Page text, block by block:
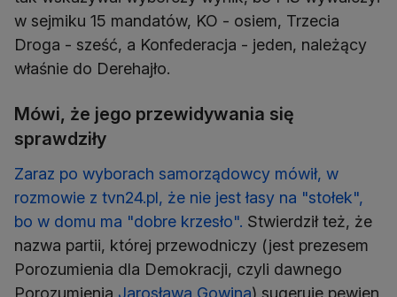
w sejmiku 15 mandatów, KO - osiem, Trzecia
Droga - sześć, a Konfederacja - jeden, należący
właśnie do Derehajło.
Mówi, że jego przewidywania się
sprawdziły
Zaraz po wyborach samorządowcy mówił, w
rozmowie z tvn24.pl, że nie jest łasy na "stołek",
bo w domu ma "dobre krzesło". Stwierdził też, że
nazwa partii, której przewodniczy (jest prezesem
Porozumienia dla Demokracji, czyli dawnego
Porozumienia Jarosława Gowina) sugeruje pewien